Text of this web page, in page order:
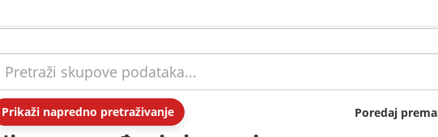
Prikaži napredno pretraživanje Poredaj prema